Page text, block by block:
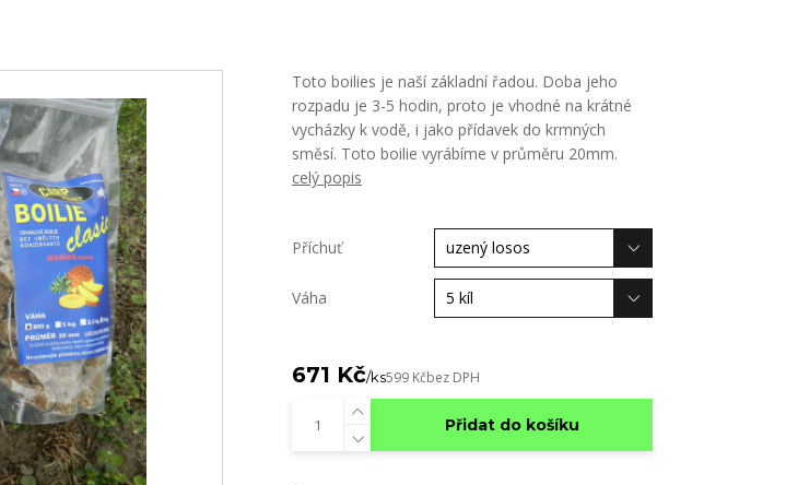
Toto boilies je naší základní řadou. Doba jeho
rozpadu je 3-5 hodin, proto je vhodné na krátné
vycházky k vodě, i jako přídavek do krmných
směsí. Toto boilie vyrábíme v průměru 20mm.
celý popis
Příchuť
Váha
671 Kč/ks599 Kčbez DPH
Přidat do košíku